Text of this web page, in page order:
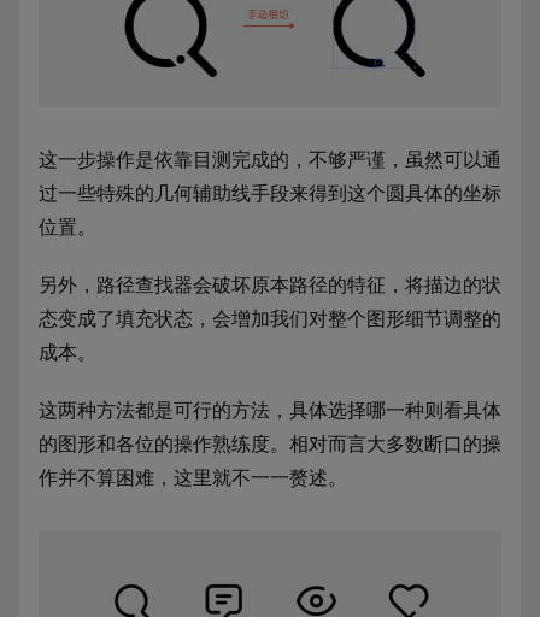
这一步操作是依靠目测完成的，不够严谨，虽然可以通
过一些特殊的几何辅助线手段来得到这个圆具体的坐标
位置。
另外，路径查找器会破坏原本路径的特征，将描边的状
态变成了填充状态，会增加我们对整个图形细节调整的
成本。
这两种方法都是可行的方法，具体选择哪一种则看具体
的图形和各位的操作熟练度。相对而言大多数断口的操
作并不算困难，这里就不一一赘述。